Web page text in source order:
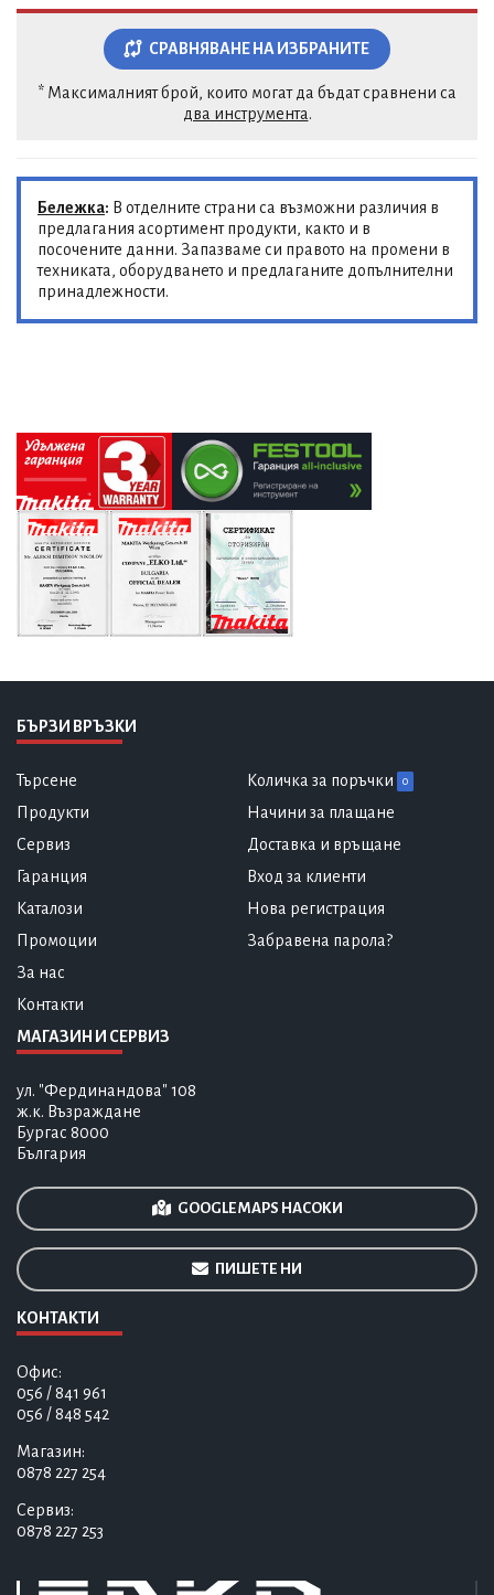
СРАВНЯВАНЕ НА ИЗБРАНИТЕ
* Максималният брой, които могат да бъдат сравнени са
два инструмента.
Бележка: В отделните страни са възможни различия в
предлагания асортимент продукти, както и в
посочените данни. Запазваме си правото на промени в
техниката, оборудването и предлаганите допълнителни
принадлежности.
БЪРЗИ ВРЪЗКИ
Търсене
Продукти
Сервиз
Гаранция
Каталози
Промоции
За нас
Контакти
Количка за поръчки 0
Начини за плащане
Доставка и връщане
Вход за клиенти
Нова регистрация
Забравена парола?
МАГАЗИН И СЕРВИЗ
ул. "Фердинандова" 108
ж.к. Възраждане
Бургас 8000
България
GOOGLE MAPS НАСОКИ
ПИШЕТЕ НИ
КОНТАКТИ
Офис:
056 / 841 961
056 / 848 542
Магазин:
0878 227 254
Сервиз:
0878 227 253